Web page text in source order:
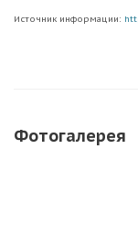
Источник информации:
Фотогалерея